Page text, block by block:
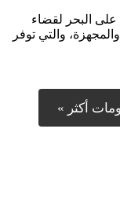
البحر لقضاء
والتي توفر
أكثر »